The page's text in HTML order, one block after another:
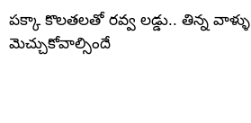
పక్కా కొలతలతో రవ్వ లడ్డు.. తిన్న వాళ్ళు
మెచ్చుకోవాల్సిందే